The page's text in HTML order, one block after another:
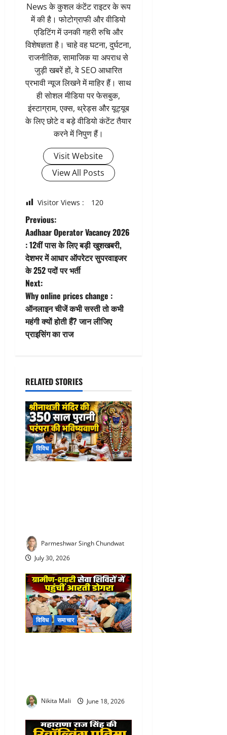
News के कुशल कंटेंट राइटर के रूप
में की है। फोटोग्राफी और वीडियो
एडिटिंग में उनकी गहरी रुचि और
विशेषज्ञता है। चाहे वह घटना, दुर्घटना,
राजनीतिक, सामाजिक या अपराध से
जुड़ी खबरें हों, वे SEO आधारित
प्रभावी न्यूज लिखने में माहिर हैं। साथ
ही सोशल मीडिया पर फेसबुक,
इंस्टाग्राम, एक्स, थ्रेड्स और यूट्यूब
के लिए छोटे व बड़े वीडियो कंटेंट तैयार
करने में निपुण हैं।
Visit Website
View All Posts
Visitor Views : 120
P
o
s
t
n
a
i
g
a
t
i
Previous:
Aadhaar Operator Vacancy 2026
: 12वीं पास के लिए बड़ी खुशखबरी,
देशभर में आधार ऑपरेटर सुपरवाइजर
के 252 पदों पर भर्ती
Next:
Why online prices change :
ऑनलाइन चीजें कभी सस्ती तो कभी
महंगी क्यों होती हैं? जान लीजिए
प्राइसिंग का राज
RELATED STORIES
विविध
Parmeshwar Singh Chundwat
July 30, 2026
विविध समाचार
Nikita Mali June 18, 2026